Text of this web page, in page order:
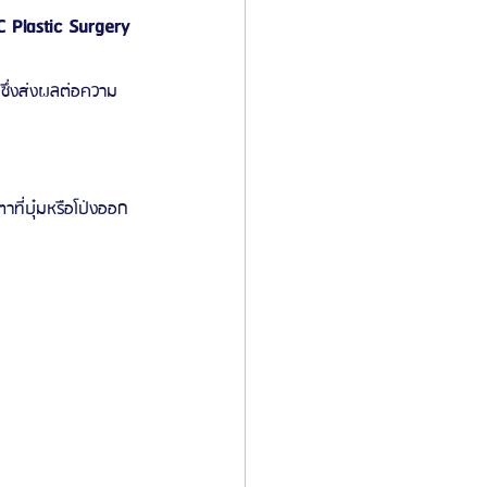
Plastic Surgery
ซึ่งส่งผลต่อความ
าที่บุ๋มหรือโป่งออก